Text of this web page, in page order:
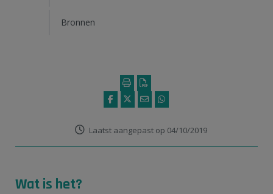
Bronnen
Laatst aangepast op 04/10/2019
Wat is het?